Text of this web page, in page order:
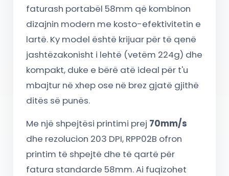
faturash portabël 58mm që kombinon
dizajnin modern me kosto-efektivitetin e
lartë. Ky model është krijuar për të qenë
jashtëzakonisht i lehtë (vetëm 224g) dhe
kompakt, duke e bërë atë ideal për t'u
mbajtur në xhep ose në brez gjatë gjithë
ditës së punës.
Me një shpejtësi printimi prej 70mm/s
dhe rezolucion 203 DPI, RPP02B ofron
printim të shpejtë dhe të qartë për
fatura standarde 58mm. Ai fuqizohet